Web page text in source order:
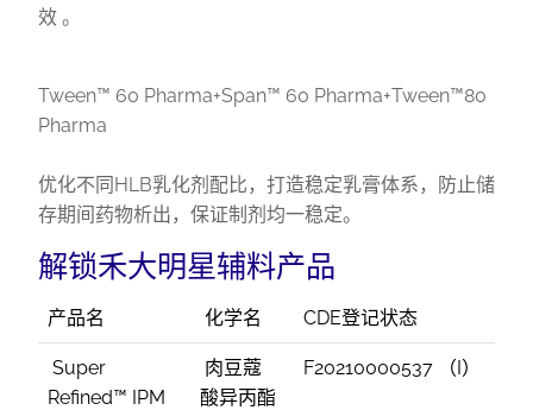
效 。
Tween™ 60 Pharma+Span™ 60 Pharma+Tween™80
Pharma
优化不同HLB乳化剂配比，打造稳定乳膏体系，防止储
存期间药物析出，保证制剂均一稳定。
解锁禾大明星辅料产品
产品名 化学名 CDE登记状态
Super
Refined™ IPM
肉豆蔻
酸异丙酯
F20210000537 （I）